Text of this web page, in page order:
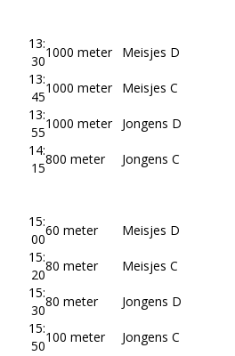
13:
30
1000 meter
Meisjes D
13:
45
1000 meter Meisjes C
13:
55
1000 meter Jongens D
14:
15
800 meter
Jongens C
15:
00
60 meter Meisjes D
15:
20
80 meter Meisjes C
15:
30
80 meter Jongens D
15:
50
100 meter Jongens C